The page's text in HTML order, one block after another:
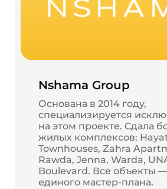
метро в направлении
2030 году — потенциальный
привлечет новую аудиторию.
остаются анонсированными —
инвестиционного сценария.
Nshama Group
Основана в 2014 году,
специализируется
на этом проекте. Сдала
жилых комплексов:
Townhouses, Zahra
Rawda, Jenna, Warda,
Boulevard. Все объекты
единого мастер-плана.